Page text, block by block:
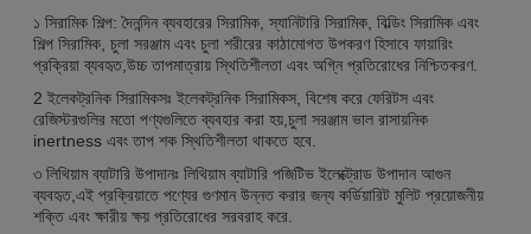
১ সিরামিক শিল্প: দৈনন্দিন ব্যবহারের সিরামিক, স্যানিটারি সিরামিক, বিল্ডিং সিরামিক এবং
শিল্প সিরামিক, চুলা সরঞ্জাম এবং চুলা শরীরের কাঠামোগত উপকরণ হিসাবে ফায়ারিং
প্রক্রিয়া ব্যবহৃত,উচ্চ তাপমাত্রায় স্থিতিশীলতা এবং অগ্নি প্রতিরোধের নিশ্চিতকরণ.
2 ইলেকট্রনিক সিরামিকসঃ ইলেকট্রনিক সিরামিকস, বিশেষ করে ফেরিটস এবং
রেজিস্টরগুলির মতো পণ্যগুলিতে ব্যবহার করা হয়,চুলা সরঞ্জাম ভাল রাসায়নিক
inertness এবং তাপ শক স্থিতিশীলতা থাকতে হবে.
৩ লিথিয়াম ব্যাটারি উপাদানঃ লিথিয়াম ব্যাটারি পজিটিভ ইলেক্ট্রোড উপাদান আগুন
ব্যবহৃত,এই প্রক্রিয়াতে পণ্যের গুণমান উন্নত করার জন্য কর্ডিয়ারিট মুলিট প্রয়োজনীয়
শক্তি এবং ক্ষারীয় ক্ষয় প্রতিরোধের সরবরাহ করে.